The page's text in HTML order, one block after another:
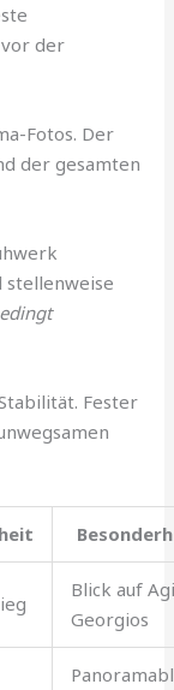
der
Fotos. Der
der gesamten
stellenweise
Fester
Blick auf
Georgios